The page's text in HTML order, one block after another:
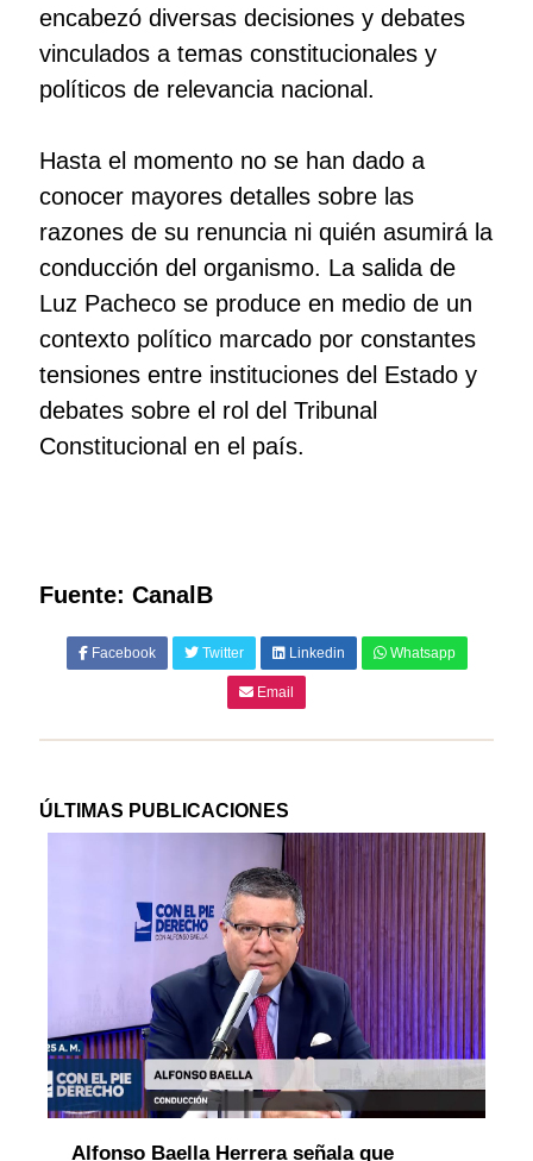
encabezó diversas decisiones y debates
vinculados a temas constitucionales y
políticos de relevancia nacional.
Hasta el momento no se han dado a
conocer mayores detalles sobre las
razones de su renuncia ni quién asumirá la
conducción del organismo. La salida de
Luz Pacheco se produce en medio de un
contexto político marcado por constantes
tensiones entre instituciones del Estado y
debates sobre el rol del Tribunal
Constitucional en el país.
Fuente: CanalB
Facebook Twitter Linkedin Whatsapp
Email
ÚLTIMAS PUBLICACIONES
Alfonso Baella Herrera señala que